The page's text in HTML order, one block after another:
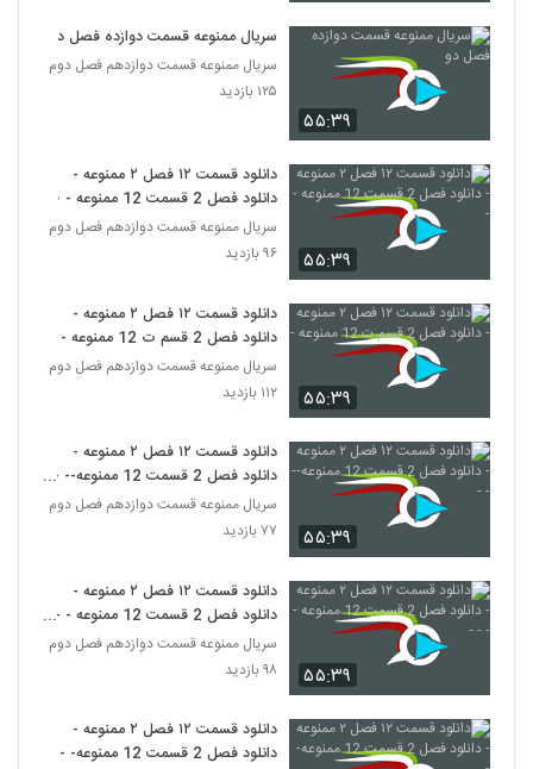
۵۵:۳۹
سریال ممنوعه قسمت دوازده فصل دو
سریال ممنوعه قسمت دوازدهم فصل دوم
۱۲۵ بازدید
۵۵:۳۹
دانلود قسمت ۱۲ فصل ۲ ممنوعه -
دانلود فصل 2 قسمت 12 ممنوعه - -
سریال ممنوعه قسمت دوازدهم فصل دوم
۹۶ بازدید
۵۵:۳۹
دانلود قسمت ۱۲ فصل ۲ ممنوعه -
دانلود فصل 2 قسم ت 12 ممنوعه -
سریال ممنوعه قسمت دوازدهم فصل دوم
۱۱۲ بازدید
۵۵:۳۹
دانلود قسمت ۱۲ فصل ۲ ممنوعه -
دانلود فصل 2 قسمت 12 ممنوعه-- -
-
سریال ممنوعه قسمت دوازدهم فصل دوم
۷۷ بازدید
۵۵:۳۹
دانلود قسمت ۱۲ فصل ۲ ممنوعه -
دانلود فصل 2 قسمت 12 ممنوعه - - -
-
سریال ممنوعه قسمت دوازدهم فصل دوم
۹۸ بازدید
دانلود قسمت ۱۲ فصل ۲ ممنوعه -
دانلود فصل 2 قسمت 12 ممنوعه- -